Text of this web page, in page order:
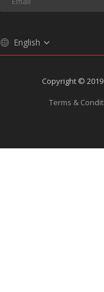
English
Copyright ©
Terms &